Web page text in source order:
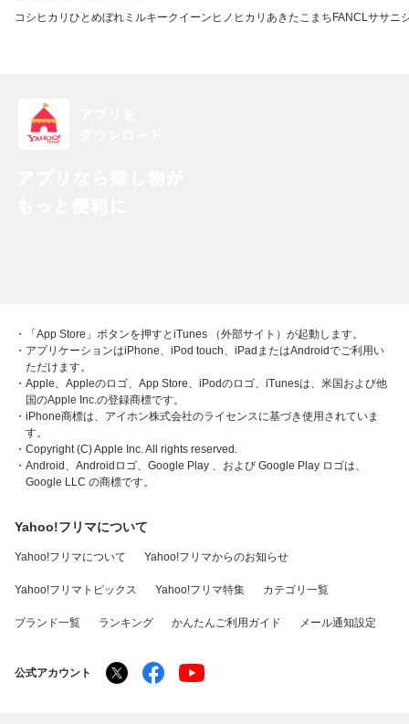
コシヒカリ ひとめぼれ ミルキークイーン ヒノヒカリ あきたこまち FANCLササニ
・「App Store」ボタンを押すとiTunes （外部サイト）が起動します。
・アプリケーションはiPhone、iPod touch、iPadまたはAndroidでご利用い
ただけます。
・Apple、Appleのロゴ、App Store、iPodのロゴ、iTunesは、米国および他
国のApple Inc.の登録商標です。
・iPhone商標は、アイホン株式会社のライセンスに基づき使用されていま
す。
・Copyright (C) Apple Inc. All rights reserved.
・Android、Androidロゴ、Google Play 、および Google Play ロゴは、
Google LLC の商標です。
Yahoo!フリマについて
Yahoo!フリマについて Yahoo!フリマからのお知らせ
Yahoo!フリマトピックス Yahoo!フリマ特集 カテゴリ一覧
ブランド一覧 ランキング かんたんご利用ガイド メール通知設定
公式アカウント